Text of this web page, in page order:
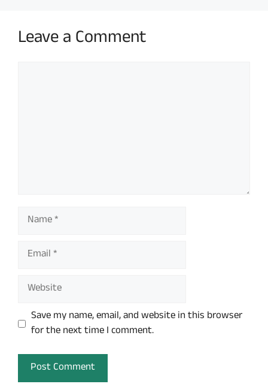
Leave a Comment
Name
Email
Website
Save my name, email, and website in this browser
for the next time I comment.